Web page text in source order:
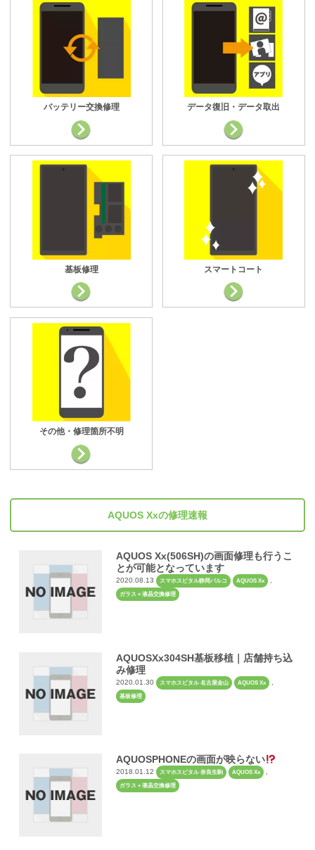
バッテリー交換修理 データ復旧・データ取出
基板修理 スマートコート
その他・修理箇所不明
AQUOS Xxの修理速報
AQUOS Xx(506SH)の画面修理も行うこ
とが可能となっています
2020.08.13 スマホスピタル静岡パルコ AQUOS Xx ,
ガラス＋液晶交換修理
AQUOSXx304SH基板移植｜店舗持ち込
み修理
2020.01.30 スマホスピタル 名古屋金山 AQUOS Xx ,
基板修理
AQUOSPHONEの画面が映らない
2018.01.12 スマホスピタル 奈良生駒 AQUOS Xx ,
ガラス＋液晶交換修理